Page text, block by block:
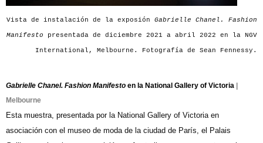
Vista de instalación de la exposión Gabrielle Chanel. Fashion
Manifesto presentada de diciembre 2021 a abril 2022 en la NGV
International, Melbourne. Fotografía de Sean Fennessy.
Gabrielle Chanel. Fashion Manifesto en la National Gallery of Victoria
Melbourne
Esta muestra, presentada por la National Gallery of Victoria en
asociación con el museo de moda de la ciudad de París, el Palais